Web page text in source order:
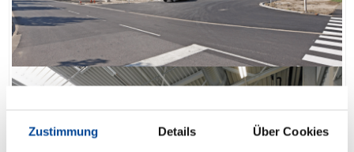
Zustimmung Details Über Cookies